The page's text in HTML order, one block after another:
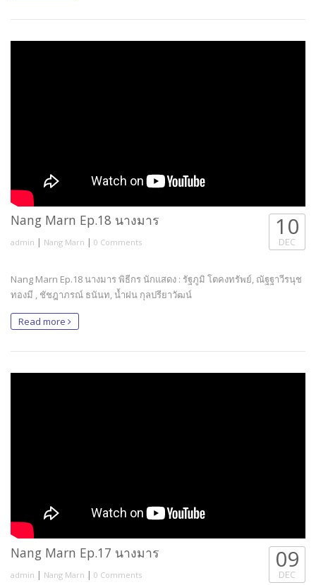
Nang Marn Ep.18 นางมาร
admin | Nang Marn | 0 Comments
10
DEC
Nang Marn Ep.18 นางมาร พิธีกร นักแสดง : รัฐภูมิ โตคงทรัพย์, ณัฐฐาวีรนุช
ทองมี , ชัชฎาภรณ์ ธนันท, น้ำฝน กุลปรียาวัฒน์
Read more
Nang Marn Ep.17 นางมาร
admin | Nang Marn | 0 Comments
09
DEC